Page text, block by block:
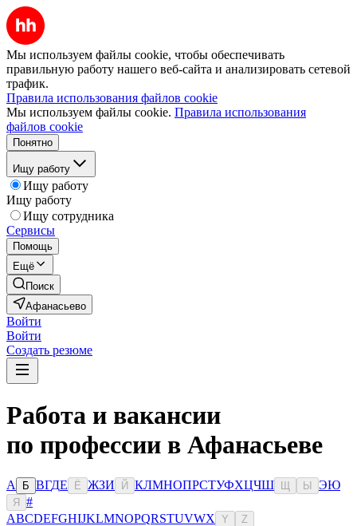
Мы используем файлы cookie, чтобы обеспечивать
правильную работу нашего веб-сайта и анализировать сетевой
трафик.
Правила использования файлов cookie
Мы используем файлы cookie. Правила использования
файлов cookie
Понятно
Ищу работу
Ищу работу
Ищу работу
Ищу сотрудника
Сервисы
Помощь
Ещё
Поиск
Афанасьево
Войти
Войти
Создать резюме
Работа и вакансии
по профессии в Афанасьеве
А Б ВГДЕ Ё ЖЗИ Й КЛМНОПРСТУФХЦЧШ Ы ЭЮ
Я
#
ABCDEFGHIJKLMNOPQRSTUVWX Y Z